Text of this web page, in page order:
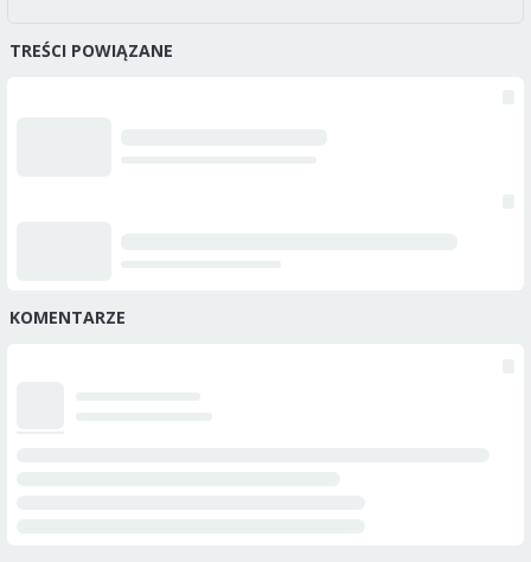
TREŚCI POWIĄZANE
KOMENTARZE